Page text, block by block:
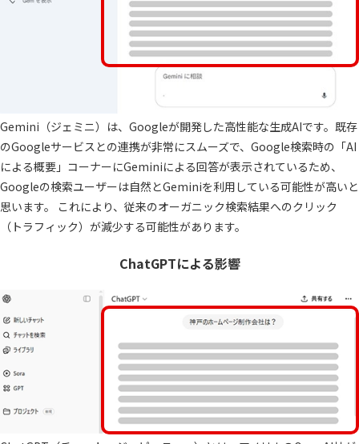
Gemini（ジェミニ）は、Googleが開発した高性能な生成AIです。既存
のGoogleサービスとの連携が非常にスムーズで、Google検索時の「AI
による概要」コーナーにGeminiによる回答が表示されているため、
Googleの検索ユーザーは自然とGeminiを利用している可能性が高いと
思います。 これにより、従来のオーガニック検索結果へのクリック
（トラフィック）が減少する可能性があります。
ChatGPTによる影響